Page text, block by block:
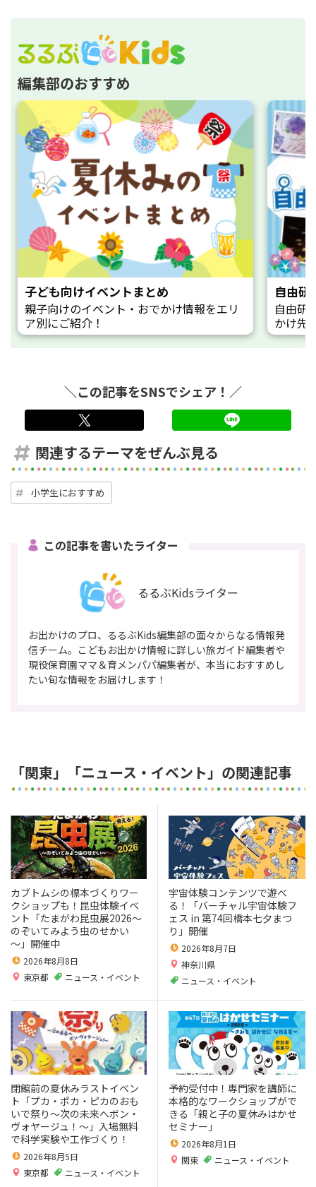
編集部のおすすめ
子ども向けイベントまとめ
親子向けのイベント・おでかけ情報をエリ
ア別にご紹介！
自由研
自由研
かけ先
＼この記事をSNSでシェア！／
関連するテーマをぜんぶ見る
小学生におすすめ
この記事を書いたライター
るるぶKidsライター
お出かけのプロ、るるぶKids編集部の面々からなる情報発
信チーム。こどもお出かけ情報に詳しい旅ガイド編集者や
現役保育園ママ＆育メンパパ編集者が、本当におすすめし
たい旬な情報をお届けします！
「関東」「ニュース・イベント」の関連記事
カブトムシの標本づくりワー
クショップも！昆虫体験イベ
ント「たまがわ昆虫展2026～
のぞいてみよう虫のせかい
～」開催中
2026年8月8日
東京都
ニュース・イベント
宇宙体験コンテンツで遊べ
る！「バーチャル宇宙体験フ
ェス in 第74回橋本七夕まつ
り」開催
2026年8月7日
神奈川県
ニュース・イベント
閉館前の夏休みラストイベン
ト「プカ・ポカ・ピカのおも
いで祭り～次の未来へボン・
ヴォヤージュ！～」入場無料
で科学実験や工作づくり！
2026年8月5日
東京都
ニュース・イベント
予約受付中！専門家を講師に
本格的なワークショップがで
きる「親と子の夏休みはかせ
セミナー」
2026年8月1日
関東
ニュース・イベント